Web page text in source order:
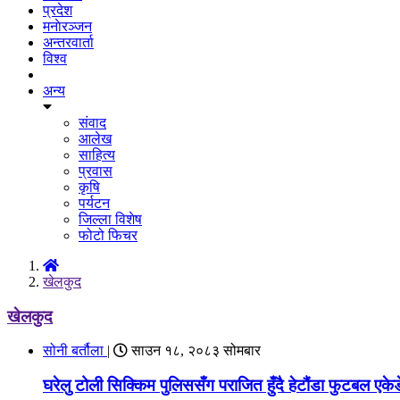
प्रदेश
मनाेरञ्जन
अन्तरवार्ता
विश्व
अन्य
संवाद
आलेख
साहित्य
प्रवास
कृषि
पर्यटन
जिल्ला विशेष
फोटो फिचर
खेलकुद
खेलकुद
सोनी बर्तौला | साउन १८, २०८३ सोमबार
घरेलु टोली सिक्किम पुलिससँग पराजित हुँदै हेटौंडा फुटबल